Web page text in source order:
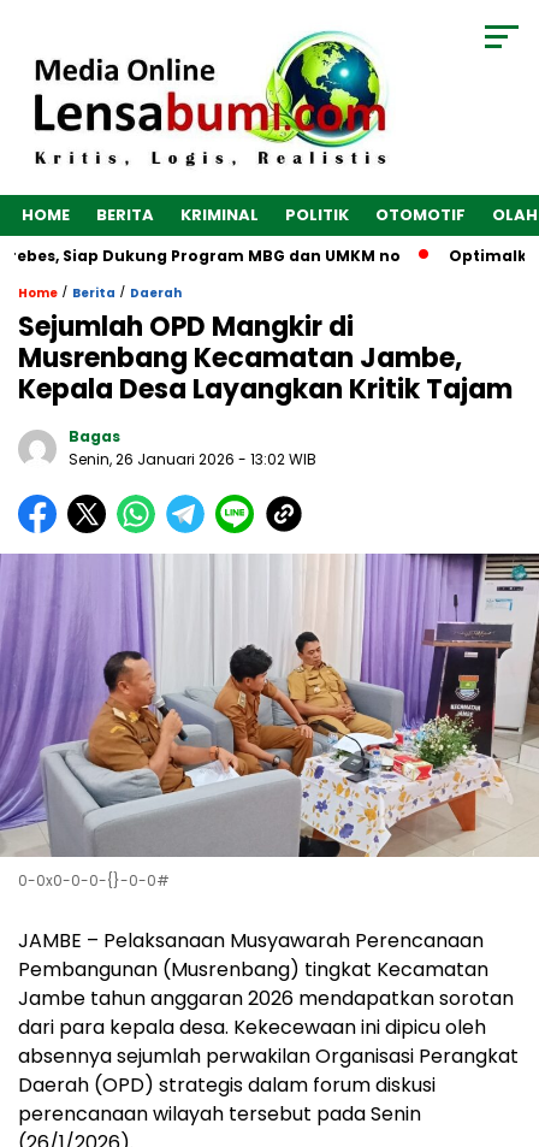
HOME BERITA KRIMINAL POLITIK OTOMOTIF
Siap Dukung Program MBG dan UMKM no Optimalkan
Home / Berita / Daerah
Sejumlah OPD Mangkir di
Musrenbang Kecamatan Jambe,
Kepala Desa Layangkan Kritik Tajam
Bagas
Senin, 26 Januari 2026 - 13:02 WIB
0-0x0-0-0-{}-0-0#
‎JAMBE – Pelaksanaan Musyawarah Perencanaan
Pembangunan (Musrenbang) tingkat Kecamatan
Jambe tahun anggaran 2026 mendapatkan sorotan
dari para kepala desa. Kekecewaan ini dipicu oleh
absennya sejumlah perwakilan Organisasi Perangkat
Daerah (OPD) strategis dalam forum diskusi
perencanaan wilayah tersebut pada Senin